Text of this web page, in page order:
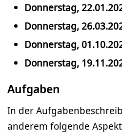
Donnerstag,
Donnerstag,
Donnerstag,
Donnerstag,
Aufgaben
In der
anderem folgende